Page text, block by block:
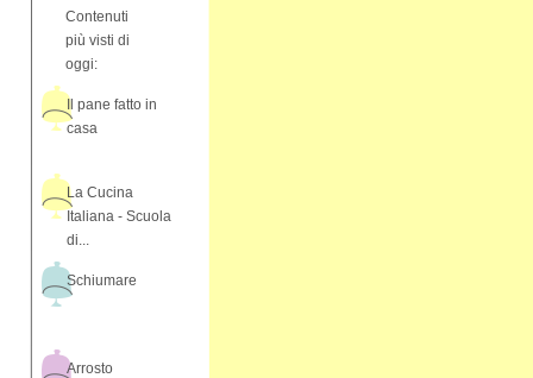
Contenuti
più visti di
oggi:
Il pane fatto in
casa
La Cucina
Italiana - Scuola
di...
Schiumare
Arrosto